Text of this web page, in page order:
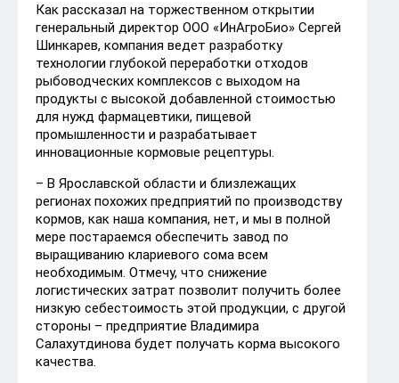
Как рассказал на торжественном открытии
генеральный директор ООО «ИнАгроБио» Сергей
Шинкарев, компания ведет разработку
технологии глубокой переработки отходов
рыбоводческих комплексов с выходом на
продукты с высокой добавленной стоимостью
для нужд фармацевтики, пищевой
промышленности и разрабатывает
инновационные кормовые рецептуры.
– В Ярославской области и близлежащих
регионах похожих предприятий по производству
кормов, как наша компания, нет, и мы в полной
мере постараемся обеспечить завод по
выращиванию клариевого сома всем
необходимым. Отмечу, что снижение
логистических затрат позволит получить более
низкую себестоимость этой продукции, с другой
стороны – предприятие Владимира
Салахутдинова будет получать корма высокого
качества.